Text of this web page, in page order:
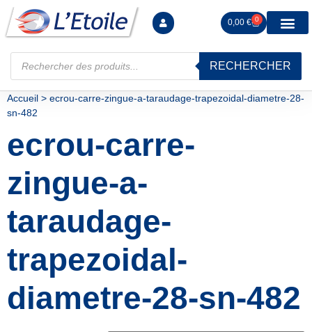
0,00 € 0
RECHERCHER
Accueil > ecrou-carre-zingue-a-taraudage-trapezoidal-diametre-28-
sn-482
ecrou-carre-
zingue-a-
taraudage-
trapezoidal-
diametre-28-sn-482